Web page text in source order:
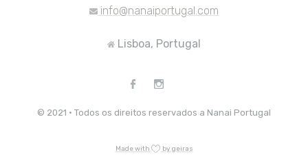
info@nanaiportugal.com
Lisboa, Portugal
© 2021 · Todos os direitos reservados a Nanai Portugal
Made with by geiras